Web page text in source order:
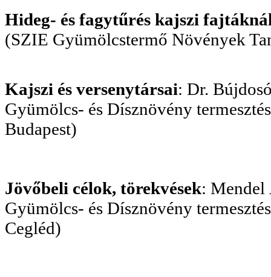
Hideg- és fagytűrés kajszi
(SZIE Gyümölcstermő Növények
Kajszi és versenytársai: Dr.
Gyümölcs- és Dísznövény
Budapest)
Jövőbeli célok, törekvések:
Gyümölcs- és Dísznövény
Cegléd)